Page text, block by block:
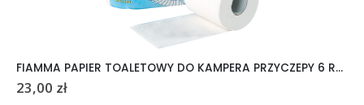
FIAMMA PAPIER TOALETOWY DO KAMPERA PRZYCZEPY 6 ROLEK
23,00 zł